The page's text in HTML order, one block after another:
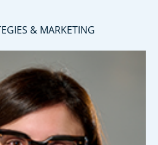
& MARKETING